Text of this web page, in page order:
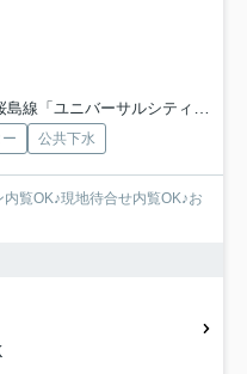
線「ユニバーサルシティ」駅 徒歩20分
公共下水
覧OK♪現地待合せ内覧OK♪お